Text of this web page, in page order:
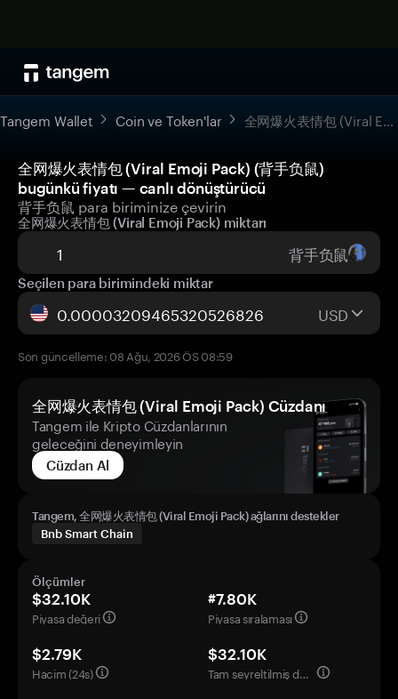
Tangem Wallet Coin ve Token'lar 全网爆火表情包 (Viral Emoji Pack)
全网爆火表情包 (Viral Emoji Pack) (背手负鼠)
bugünkü fiyatı — canlı dönüştürücü
背手负鼠 para biriminize çevirin
全网爆火表情包 (Viral Emoji Pack) miktarı
背手负鼠
Seçilen para birimindeki miktar
USD
Son güncelleme: 08 Ağu, 2026 ÖS 08:59
全网爆火表情包 (Viral Emoji Pack) Cüzdanı
Tangem ile Kripto Cüzdanlarının
geleceğini deneyimleyin
Cüzdan Al
Tangem, 全网爆火表情包 (Viral Emoji Pack) ağlarını destekler
Bnb Smart Chain
Ölçümler
$32.10K
Piyasa değeri
#7.80K
Piyasa sıralaması
$2.79K
Hacim (24s)
$32.10K
Tam seyreltilmiş değerleme